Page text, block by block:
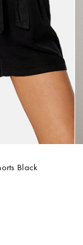
Black